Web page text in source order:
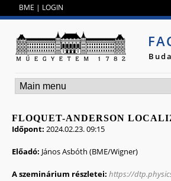
BME | LOGIN
FLOQUET-ANDERSON
Időpont: 2024.02.23. 09:15
Előadó: János Asbóth (BME/Wigner)
A szeminárium részletei: https://